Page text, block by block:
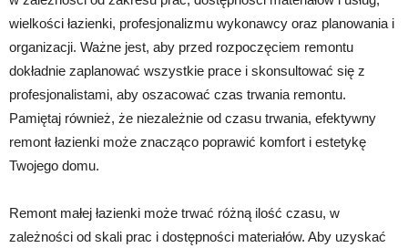
wielkości łazienki, profesjonalizmu wykonawcy oraz planowania i
organizacji. Ważne jest, aby przed rozpoczęciem remontu
dokładnie zaplanować wszystkie prace i skonsultować się z
profesjonalistami, aby oszacować czas trwania remontu.
Pamiętaj również, że niezależnie od czasu trwania, efektywny
remont łazienki może znacząco poprawić komfort i estetykę
Twojego domu.
Remont małej łazienki może trwać różną ilość czasu, w
zależności od skali prac i dostępności materiałów. Aby uzyskać